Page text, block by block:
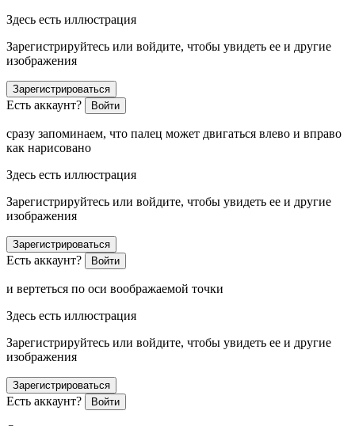
Здесь есть иллюстрация
Зарегистрируйтесь или войдите, чтобы увидеть ее и другие
изображения
Зарегистрироваться
Есть аккаунт? Войти
сразу запоминаем, что палец может двигаться влево и вправо
как нарисовано
Здесь есть иллюстрация
Зарегистрируйтесь или войдите, чтобы увидеть ее и другие
изображения
Зарегистрироваться
Есть аккаунт? Войти
и вертеться по оси воображаемой точки
Здесь есть иллюстрация
Зарегистрируйтесь или войдите, чтобы увидеть ее и другие
изображения
Зарегистрироваться
Есть аккаунт? Войти